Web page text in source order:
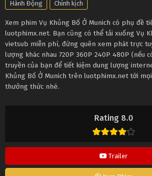
Rating 8.0
Trailer
Hành Động Chính kịch
Xem phim Vụ Khủng Bố Ở Munich có phụ đề
luotphimx.net. Bạn cũng có thể tải xuống Vụ
vietsub miễn phí, đừng quên xem phát trực
lượng khác nhau 720P 360P 240P 480P (nếu
truyền của bạn để tiết kiệm dung lượng
Khủng Bố Ở Munich trên luotphimx.net tới
thưởng thức nhé.